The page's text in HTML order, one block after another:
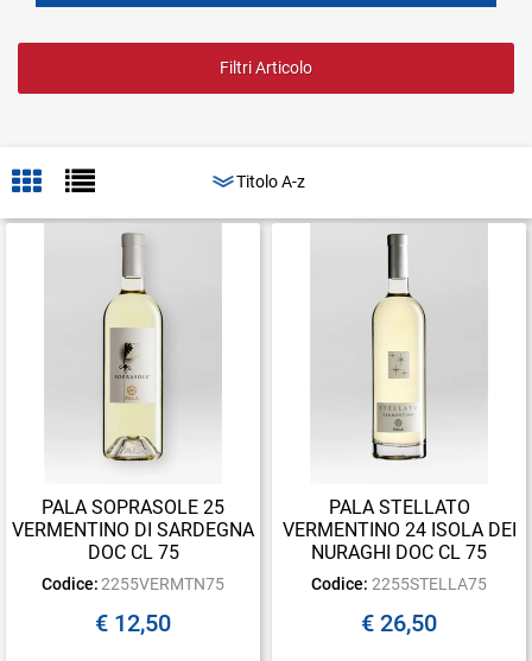
Filtri Articolo
PALA SOPRASOLE 25
VERMENTINO DI SARDEGNA
DOC CL 75
Codice: 2255VERMTN75
€ 12,50
PALA STELLATO
VERMENTINO 24 ISOLA DEI
NURAGHI DOC CL 75
Codice: 2255STELLA75
€ 26,50